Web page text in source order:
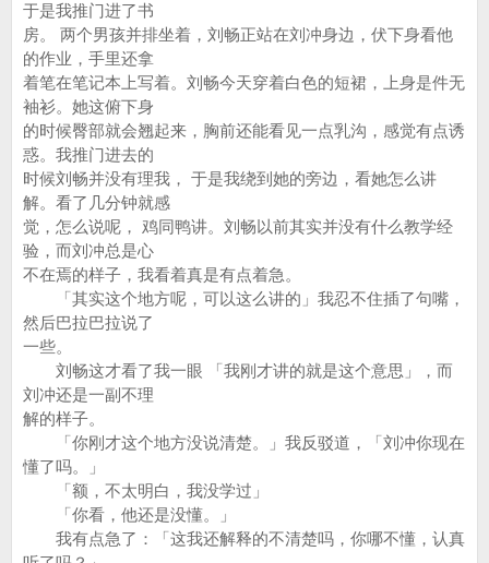
于是我推门进了书
房。 两个男孩并排坐着，刘畅正站在刘冲身边，伏下身看他
的作业，手里还拿
着笔在笔记本上写着。刘畅今天穿着白色的短裙，上身是件无
袖衫。她这俯下身
的时候臀部就会翘起来，胸前还能看见一点乳沟，感觉有点诱
惑。我推门进去的
时候刘畅并没有理我， 于是我绕到她的旁边，看她怎么讲
解。看了几分钟就感
觉，怎么说呢， 鸡同鸭讲。刘畅以前其实并没有什么教学经
验，而刘冲总是心
不在焉的样子，我看着真是有点着急。
「其实这个地方呢，可以这么讲的」我忍不住插了句嘴，
然后巴拉巴拉说了
一些。
刘畅这才看了我一眼 「我刚才讲的就是这个意思」，而
刘冲还是一副不理
解的样子。
「你刚才这个地方没说清楚。」我反驳道，「刘冲你现在
懂了吗。」
「额，不太明白，我没学过」
「你看，他还是没懂。」
我有点急了：「这我还解释的不清楚吗，你哪不懂，认真